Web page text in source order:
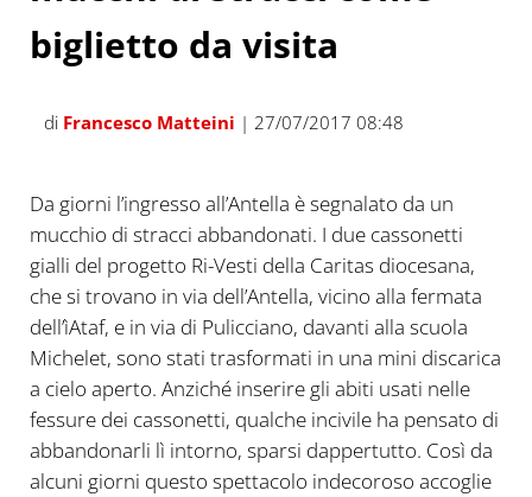
biglietto da visita
di Francesco Matteini | 27/07/2017 08:48
Da giorni l’ingresso all’Antella è segnalato da un
mucchio di stracci abbandonati. I due cassonetti
gialli del progetto Ri-Vesti della Caritas diocesana,
che si trovano in via dell’Antella, vicino alla fermata
dell’ìAtaf, e in via di Pulicciano, davanti alla scuola
Michelet, sono stati trasformati in una mini discarica
a cielo aperto. Anziché inserire gli abiti usati nelle
fessure dei cassonetti, qualche incivile ha pensato di
abbandonarli lì intorno, sparsi dappertutto. Così da
alcuni giorni questo spettacolo indecoroso accoglie